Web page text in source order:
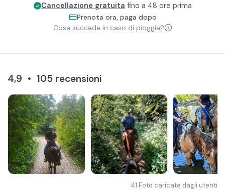
Cancellazione gratuita fino a 48 ore prima
Prenota ora, paga dopo
Cosa succede in caso di pioggia?
4,9 • 105 recensioni
41 Foto caricate dagli utenti